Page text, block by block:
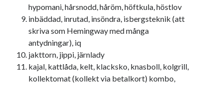
hypomani, hårsnodd, håröm, höftkula, höstlov
inbäddad, inrutad, insöndra, isbergsteknik (att
skriva som Hemingway med många
antydningar), iq
jakttorn, jippi, järnlady
kajal, kattlåda, kelt, klacksko, knasboll, kolgrill,
kollektomat (kollekt via betalkort) kombo,